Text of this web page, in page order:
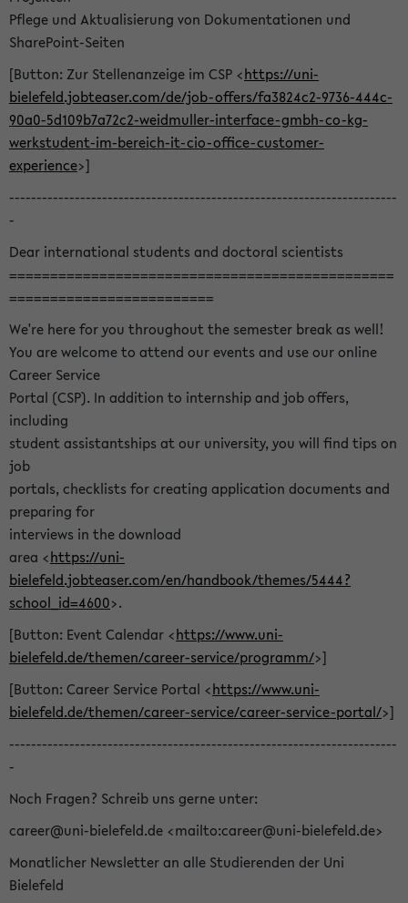
Pflege und Aktualisierung von Dokumentationen und
SharePoint-Seiten
[Button: Zur Stellenanzeige im CSP <https://uni-
bielefeld.jobteaser.com/de/job-offers/fa3824c2-9736-444c-
90a0-5d109b7a72c2-weidmuller-interface-gmbh-co-kg-
werkstudent-im-bereich-it-cio-office-customer-
experience>]
-----------------------------------------------------------------------
-
Dear international students and doctoral scientists
===============================================
=========================
We're here for you throughout the semester break as well!
You are welcome to attend our events and use our online
Career Service
Portal (CSP). In addition to internship and job offers,
including
student assistantships at our university, you will find tips on
job
portals, checklists for creating application documents and
preparing for
interviews in the download
area <https://uni-
bielefeld.jobteaser.com/en/handbook/themes/5444?
school_id=4600>.
[Button: Event Calendar <https://www.uni-
bielefeld.de/themen/career-service/programm/>]
[Button: Career Service Portal <https://www.uni-
bielefeld.de/themen/career-service/career-service-portal/>]
-----------------------------------------------------------------------
-
Noch Fragen? Schreib uns gerne unter:
career@uni-bielefeld.de <mailto:career@uni-bielefeld.de>
Monatlicher Newsletter an alle Studierenden der Uni
Bielefeld